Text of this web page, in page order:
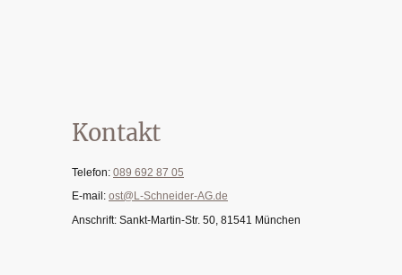
Kontakt
Telefon: 089 692 87 05
E-mail: ost@L-Schneider-AG.de
Anschrift: Sankt-Martin-Str. 50, 81541 München